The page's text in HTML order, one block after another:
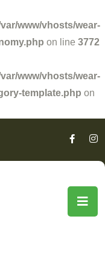
www/vhosts/wear-
on line 3772
www/vhosts/wear-
template.php on